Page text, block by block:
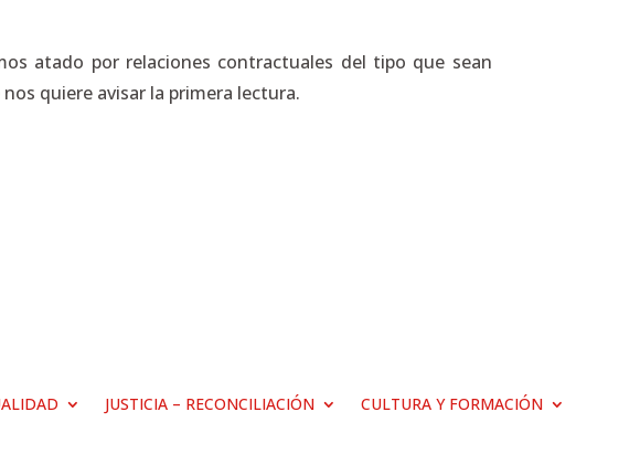
atado por relaciones contractuales del tipo que sean
quiere avisar la primera lectura.
JUSTICIA – RECONCILIACIÓN CULTURA Y FORMACIÓN